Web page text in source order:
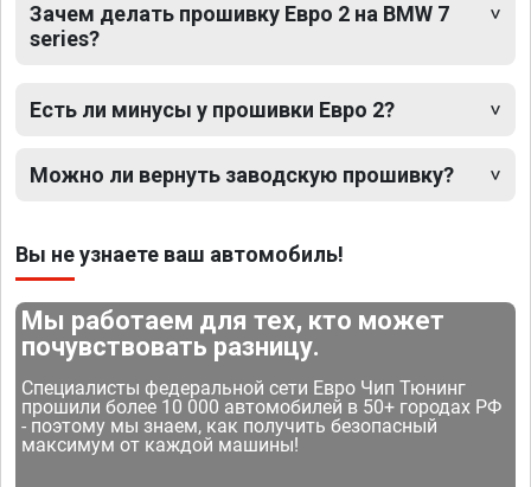
Зачем делать прошивку Евро 2 на BMW 7
series?
Есть ли минусы у прошивки Евро 2?
Можно ли вернуть заводскую прошивку?
Вы не узнаете ваш автомобиль!
Мы работаем для тех, кто может
почувствовать разницу.
Специалисты федеральной сети Евро Чип Тюнинг
прошили более 10 000 автомобилей в 50+ городах РФ
- поэтому мы знаем, как получить безопасный
максимум от каждой машины!